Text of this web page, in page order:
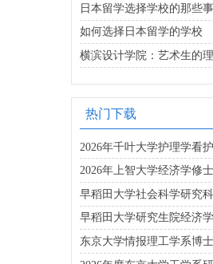
日本留学选择学校的那些事
如何选择日本留学的学校
横滨设计学院：艺术生的
热门下载